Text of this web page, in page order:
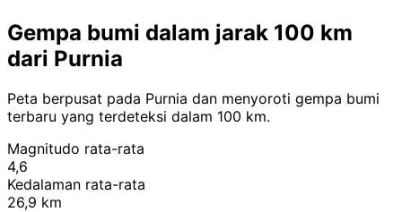
Gempa bumi dalam jarak 100 km
dari Purnia
Peta berpusat pada Purnia dan menyoroti gempa bumi
terbaru yang terdeteksi dalam 100 km.
Magnitudo rata-rata
4,6
Kedalaman rata-rata
26,9 km